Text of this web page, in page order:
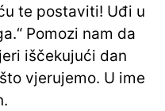
te postaviti! Uđi u
Pomozi nam da
iščekujući dan
vjerujemo. U ime